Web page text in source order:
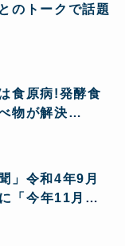
のトークで話題
食原病!発酵食
物が解決
逃し配信延長
」令和4年9月
「今年11月、
るパンデミッ